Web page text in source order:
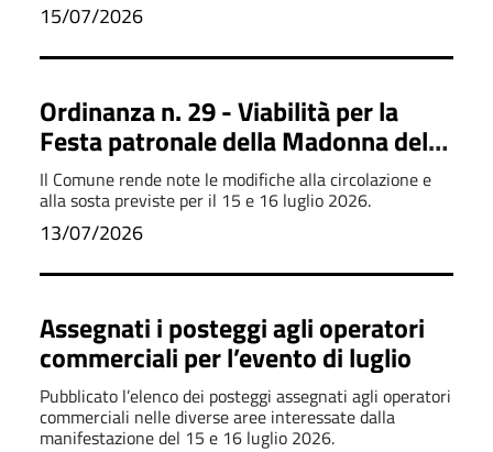
15/07/2026
Ordinanza n. 29 - Viabilità per la
Festa patronale della Madonna del
Carmine 2026
Il Comune rende note le modifiche alla circolazione e
alla sosta previste per il 15 e 16 luglio 2026.
13/07/2026
Assegnati i posteggi agli operatori
commerciali per l’evento di luglio
Pubblicato l’elenco dei posteggi assegnati agli operatori
commerciali nelle diverse aree interessate dalla
manifestazione del 15 e 16 luglio 2026.